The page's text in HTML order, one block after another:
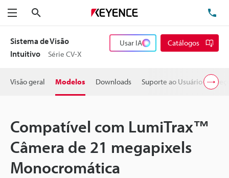
Menu
Sistema de Visão
Intuitivo
Série CV-X
Usar IA Catálogos
Visão geral Modelos Downloads Suporte ao Usuário
Compatível com LumiTrax™
Câmera de 21 megapixels
Monocromática